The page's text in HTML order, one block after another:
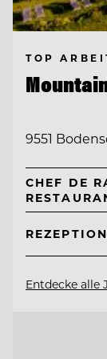
TOP
9551
CHEF DE
Entdecke alle